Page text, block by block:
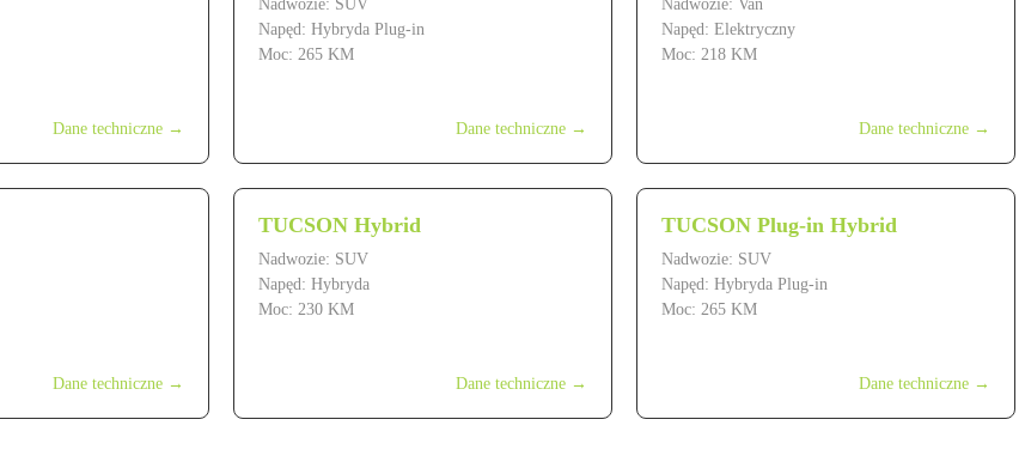
Dane techniczne →
Nadwozie: SUV
Napęd: Hybryda Plug-in
Moc: 265 KM
Dane techniczne →
Nadwozie: Van
Napęd: Elektryczny
Moc: 218 KM
Dane techniczne →
Dane techniczne →
TUCSON Hybrid
Nadwozie: SUV
Napęd: Hybryda
Moc: 230 KM
Dane techniczne →
TUCSON Plug-in Hybrid
Nadwozie: SUV
Napęd: Hybryda Plug-in
Moc: 265 KM
Dane techniczne →